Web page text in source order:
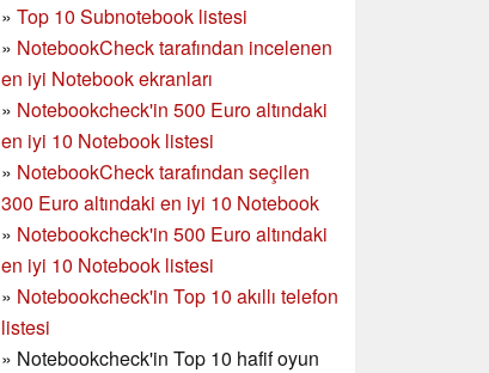
» Top 10 Subnotebook listesi
» NotebookCheck tarafından incelenen
en iyi Notebook ekranları
» Notebookcheck'in 500 Euro altındaki
en iyi 10 Notebook listesi
» NotebookCheck tarafından seçilen
300 Euro altındaki en iyi 10 Notebook
» Notebookcheck'in 500 Euro altındaki
en iyi 10 Notebook listesi
» Notebookcheck'in Top 10 akıllı telefon
listesi
» Notebookcheck'in Top 10 hafif oyun